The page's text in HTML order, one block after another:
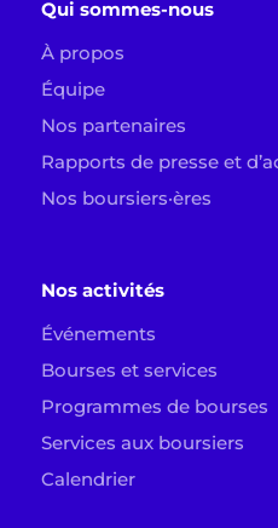
Qui sommes-nous
À propos
Équipe
Nos partenaires
Rapports de presse et
Nos boursiers·ères
Nos activités
Événements
Bourses et services
Programmes de bourses
Services aux boursiers
Calendrier